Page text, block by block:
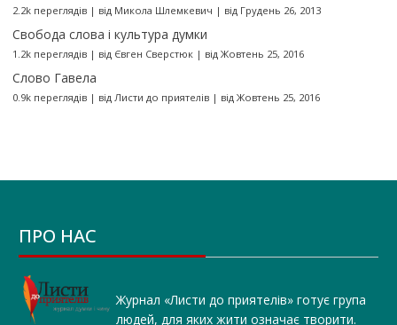
2.2k переглядів| від Микола Шлемкевич | від Грудень 26, 2013
Свобода слова і культура думки
1.2k переглядів| від Євген Сверстюк| від Жовтень 25, 2016
Слово Гавела
0.9k переглядів| від Листи до приятелів| від Жовтень 25, 2016
ПРО НАС
Журнал «Листи до приятелів» готує група
людей, для яких жити означає творити.